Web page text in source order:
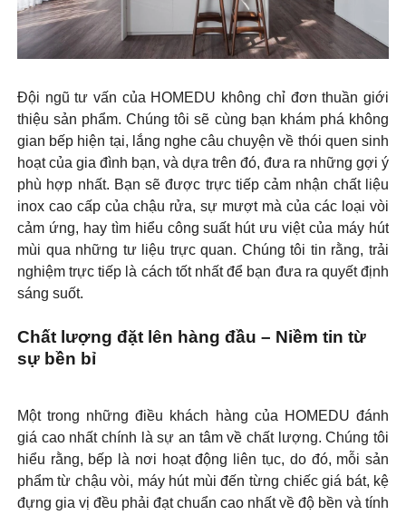
Đội ngũ tư vấn của HOMEDU không chỉ đơn thuần giới
thiệu sản phẩm. Chúng tôi sẽ cùng bạn khám phá không
gian bếp hiện tại, lắng nghe câu chuyện về thói quen sinh
hoạt của gia đình bạn, và dựa trên đó, đưa ra những gợi ý
phù hợp nhất. Bạn sẽ được trực tiếp cảm nhận chất liệu
inox cao cấp của chậu rửa, sự mượt mà của các loại vòi
cảm ứng, hay tìm hiểu công suất hút ưu việt của máy hút
mùi qua những tư liệu trực quan. Chúng tôi tin rằng, trải
nghiệm trực tiếp là cách tốt nhất để bạn đưa ra quyết định
sáng suốt.
Chất lượng đặt lên hàng đầu – Niềm tin từ
sự bền bỉ
Một trong những điều khách hàng của HOMEDU đánh
giá cao nhất chính là sự an tâm về chất lượng. Chúng tôi
hiểu rằng, bếp là nơi hoạt động liên tục, do đó, mỗi sản
phẩm từ chậu vòi, máy hút mùi đến từng chiếc giá bát, kệ
đựng gia vị đều phải đạt chuẩn cao nhất về độ bền và tính